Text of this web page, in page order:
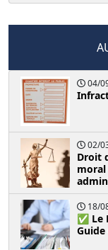
04/
02/
Droit
18/
✅ Le